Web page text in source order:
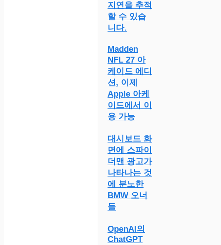
지연을 추적
할 수 있습
니다.
Madden
NFL 27 아
케이드 에디
션, 이제
Apple 아케
이드에서 이
용 가능
대시보드 화
면에 스파이
더맨 광고가
나타나는 것
에 분노한
BMW 오너
들
OpenAI의
ChatGPT